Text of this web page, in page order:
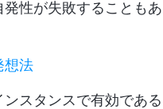
発性が失敗することも
想法
ンスタンスで有効であ